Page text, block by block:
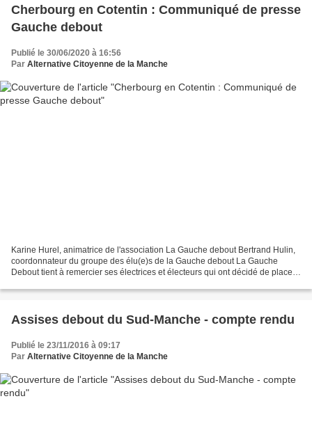
Cherbourg en Cotentin : Communiqué de presse
Gauche debout
Publié le 30/06/2020 à 16:56
Par Alternative Citoyenne de la Manche
Karine Hurel, animatrice de l'association La Gauche debout Bertrand Hulin,
coordonnateur du groupe des élu(e)s de la Gauche debout La Gauche
Debout tient à remercier ses électrices et électeurs qui ont décidé de placer
Assises debout du Sud-Manche - compte rendu
Publié le 23/11/2016 à 09:17
Par Alternative Citoyenne de la Manche